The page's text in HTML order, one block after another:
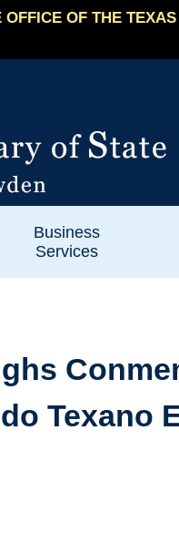
OF THE
Business
Services
Texano